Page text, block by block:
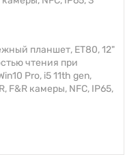
планшет, ET80, 12"
чтения при
Pro, i5 11th gen,
F&R камеры, NFC, IP65,